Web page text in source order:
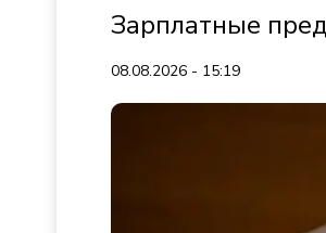
Зарплатные
08.08.2026 - 15:19